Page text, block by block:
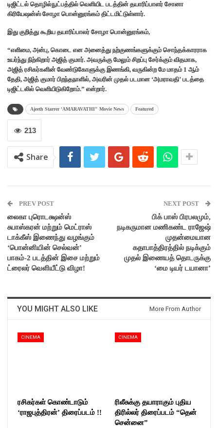
டிஜிட்டல் தொழில்நுட்பத்தில் வெளியிட படத்தின் தயாரிப்பாளர் சோனா
கிரியேஷன்ஸ் சோழா பொன்னுரங்கம் திட்டமிட்டுள்ளார்.
இது குறித்து கூறிய தயாரிப்பாலர் சோழா பொன்னுரங்கம்,
“எளிமை, அன்பு, கொடை என அனைத்து நற்குணங்களுக்கும் சொந்தக்காரராக
உயர்ந்து நிற்கிறார் அஜித் குமார். அவருக்கு மேலும் சிறப்பு சேர்க்கும் விதமாக,
அஜித் ரசிகர்களின் வேண்டுகோளுக்கு இணங்கி, வருகின்ற மே மாதம் 1 ஆம்
தேதி, அஜித் குமார் பிறந்தநாளில், அவரின் முதல் படமான ‘அமராவதி’ படத்தை
டிஜிட்டலில் வெளியிடுகிறோம்.” என்றார்.
Ajeeth Starrer 'AMARAVATHI" Movie News Featured
213
Share
PREV POST
லைகா புரொடக்ஷன்ஸ்
சுபாஸ்கரன் மற்றும் மெட்ராஸ்
டாக்கீஸ் இணைந்து வழங்கும்
‘பொன்னியின் செல்வன்’
பாகம்-2 படத்தின் இசை மற்றும்
ட்ரைலர் வெளியீட்டு விழா!
NEXT POST
பிக் பாஸ் பிரபலமும்,
நடிகருமான மணிகண்ட ராஜேஷ்
முதன்மையான
கதாபாத்திரத்தில் நடிக்கும்
முதல் இணையத் தொடருக்கு
‘மை டியர் டயானா’
YOU MIGHT ALSO LIKE More From Author
CINEMA
ரசிகர்கள் கொண்டாடும்
‘ராஜபுத்திரன்’ திரைப்படம் !!
CINEMA
ரிலீசுக்கு தயாராகும் புதிய
திரில்லர் திரைப்படம் “தென்
சென்னை”